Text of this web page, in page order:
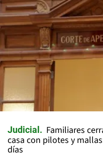
Judicial
Familiares
casa con pilotes y
días